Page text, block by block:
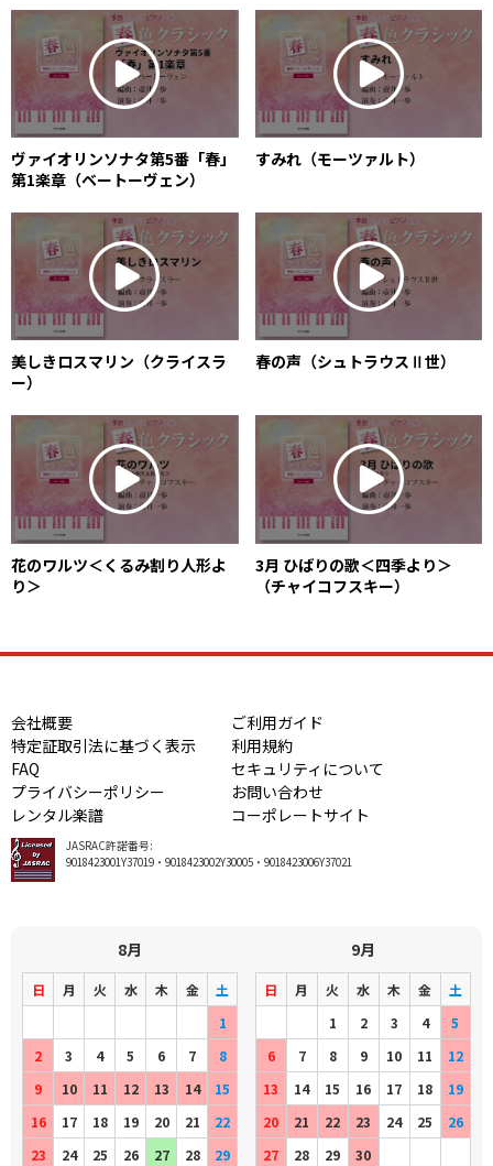
ヴァイオリンソナタ第5番「春」
第1楽章（ベートーヴェン）
すみれ（モーツァルト）
美しきロスマリン（クライスラ
ー）
春の声（シュトラウスⅡ世）
花のワルツ＜くるみ割り人形よ
り＞
3月 ひばりの歌＜四季より＞
（チャイコフスキー）
会社概要
ご利用ガイド
特定証取引法に基づく表示
利用規約
FAQ
セキュリティについて
プライバシーポリシー
お問い合わせ
レンタル楽譜
コーポレートサイト
JASRAC許諾番号:
9018423001Y37019・9018423002Y30005・9018423006Y37021
8月
日 月 火 水 木 金
土
1
2
3 4 5 6 7
8
9
10 11 12 13 14
15
16
17 18 19 20 21
22
23
24 25 26 27 28 29
9月
日 月 火 水 木 金
土
1
2 3 4
5
6
7 8 9 10 11
12
13
14 15 16 17 18
19
20
21 22 23 24 25
26
27
28 29 30